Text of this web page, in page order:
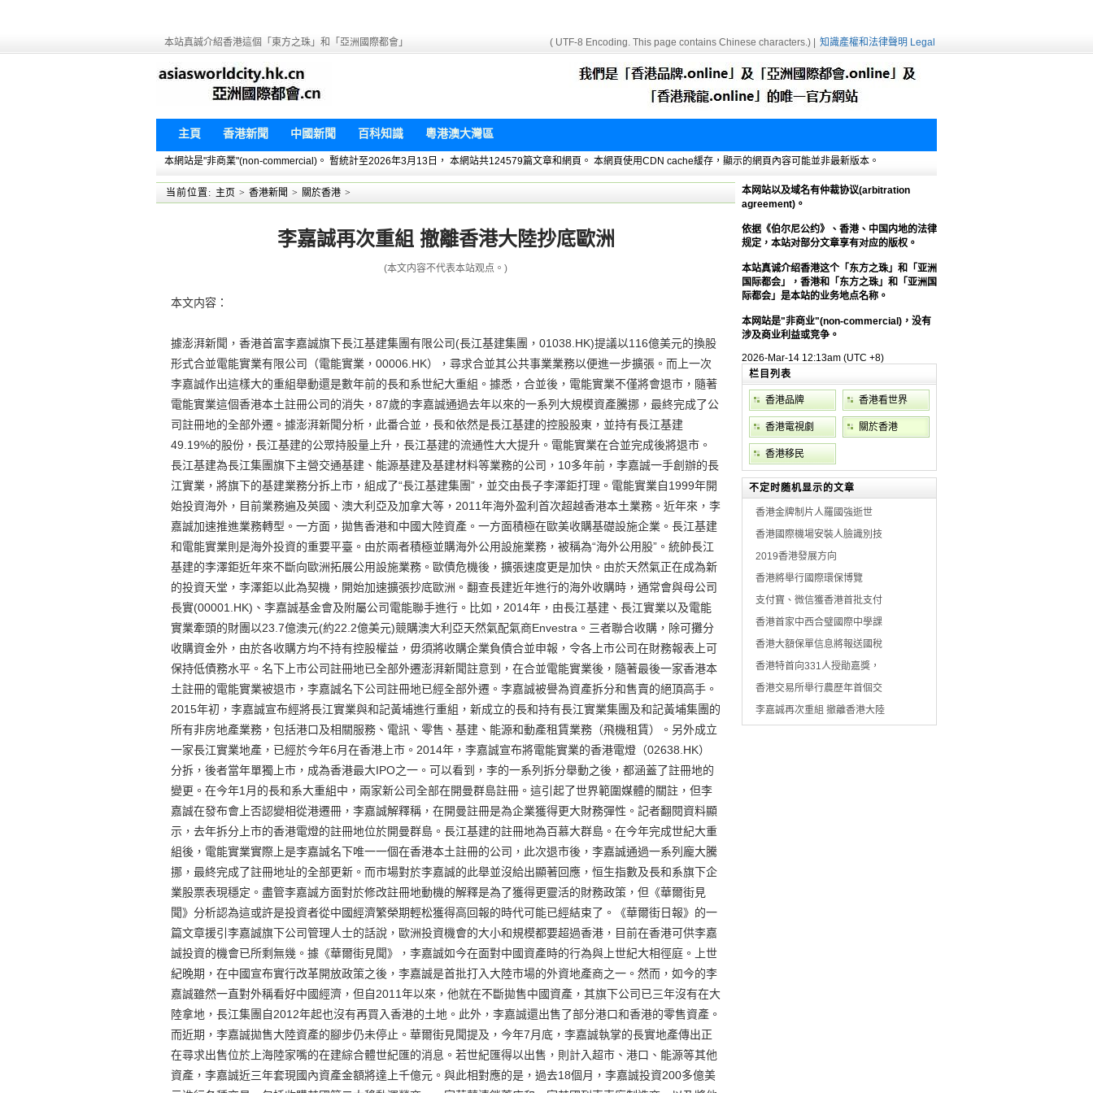
本站真誠介紹香港這個「東方之珠」和「亞洲國際都會」 ( UTF-8 Encoding. This page contains Chinese characters.) | 知識產權和法律聲明 Legal
主頁 香港新聞 中國新聞 百科知識 粵港澳大灣區
本網站是"非商業"(non-commercial)。 暫統計至2026年3月13日， 本網站共124579篇文章和網頁。 本網頁使用CDN cache緩存，顯示的網頁內容可能並非最新版本。
当前位置: 主页 > 香港新聞 > 關於香港 >
李嘉誠再次重組 撤離香港大陸抄底歐洲
(本文内容不代表本站观点。)
本文内容：
據澎湃新聞，香港首富李嘉誠旗下長江基建集團有限公司(長江基建集團，01038.HK)提議以116億美元的換股
形式合並電能實業有限公司（電能實業，00006.HK），尋求合並其公共事業業務以便進一步擴張。而上一次
李嘉誠作出這樣大的重組舉動還是數年前的長和系世紀大重組。據悉，合並後，電能實業不僅將會退市，隨著
電能實業這個香港本土註冊公司的消失，87歲的李嘉誠通過去年以來的一系列大規模資產騰挪，最終完成了公
司註冊地的全部外遷。據澎湃新聞分析，此番合並，長和依然是長江基建的控股股東，並持有長江基建
49.19%的股份，長江基建的公眾持股量上升，長江基建的流通性大大提升。電能實業在合並完成後將退市。
長江基建為長江集團旗下主營交通基建、能源基建及基建材料等業務的公司，10多年前，李嘉誠一手創辦的長
江實業，將旗下的基建業務分拆上市，組成了“長江基建集團”，並交由長子李澤鉅打理。電能實業自1999年開
始投資海外，目前業務遍及英國、澳大利亞及加拿大等，2011年海外盈利首次超越香港本土業務。近年來，李
嘉誠加速推進業務轉型。一方面，拋售香港和中國大陸資產。一方面積極在歐美收購基礎設施企業。長江基建
和電能實業則是海外投資的重要平臺。由於兩者積極並購海外公用設施業務，被稱為“海外公用股”。統帥長江
基建的李澤鉅近年來不斷向歐洲拓展公用設施業務。歐債危機後，擴張速度更是加快。由於天然氣正在成為新
的投資天堂，李澤鉅以此為契機，開始加速擴張抄底歐洲。翻查長建近年進行的海外收購時，通常會與母公司
長實(00001.HK)、李嘉誠基金會及附屬公司電能聯手進行。比如，2014年，由長江基建、長江實業以及電能
實業牽頭的財團以23.7億澳元(約22.2億美元)競購澳大利亞天然氣配氣商Envestra。三者聯合收購，除可攤分
收購資金外，由於各收購方均不持有控股權益，毋須將收購企業負債合並申報，令各上市公司在財務報表上可
保持低債務水平。名下上市公司註冊地已全部外遷澎湃新聞註意到，在合並電能實業後，隨著最後一家香港本
土註冊的電能實業被退市，李嘉誠名下公司註冊地已經全部外遷。李嘉誠被譽為資產拆分和售賣的絕頂高手。
2015年初，李嘉誠宣布經將長江實業與和記黃埔進行重組，新成立的長和持有長江實業集團及和記黃埔集團的
所有非房地產業務，包括港口及相關服務、電訊、零售、基建、能源和動產租賃業務（飛機租賃）。另外成立
一家長江實業地產，已經於今年6月在香港上市。2014年，李嘉誠宣布將電能實業的香港電燈（02638.HK）
分拆，後者當年單獨上市，成為香港最大IPO之一。可以看到，李的一系列拆分舉動之後，都涵蓋了註冊地的
變更。在今年1月的長和系大重組中，兩家新公司全部在開曼群島註冊。這引起了世界範圍媒體的關註，但李
嘉誠在發布會上否認變相從港遷冊，李嘉誠解釋稱，在開曼註冊是為企業獲得更大財務彈性。記者翻閱資料顯
示，去年拆分上市的香港電燈的註冊地位於開曼群島。長江基建的註冊地為百慕大群島。在今年完成世紀大重
組後，電能實業實際上是李嘉誠名下唯一一個在香港本土註冊的公司，此次退市後，李嘉誠通過一系列龐大騰
挪，最終完成了註冊地址的全部更新。而市場對於李嘉誠的此舉並沒給出顯著回應，恒生指數及長和系旗下企
業股票表現穩定。盡管李嘉誠方面對於修改註冊地動機的解釋是為了獲得更靈活的財務政策，但《華爾街見
聞》分析認為這或許是投資者從中國經濟繁榮期輕松獲得高回報的時代可能已經結束了。《華爾街日報》的一
篇文章援引李嘉誠旗下公司管理人士的話說，歐洲投資機會的大小和規模都要超過香港，目前在香港可供李嘉
誠投資的機會已所剩無幾。據《華爾街見聞》，李嘉誠如今在面對中國資產時的行為與上世紀大相徑庭。上世
紀晚期，在中國宣布實行改革開放政策之後，李嘉誠是首批打入大陸市場的外資地產商之一。然而，如今的李
嘉誠雖然一直對外稱看好中國經濟，但自2011年以來，他就在不斷拋售中國資產，其旗下公司已三年沒有在大
陸拿地，長江集團自2012年起也沒有再買入香港的土地。此外，李嘉誠還出售了部分港口和香港的零售資產。
而近期，李嘉誠拋售大陸資產的腳步仍未停止。華爾街見聞提及，今年7月底，李嘉誠執掌的長實地產傳出正
在尋求出售位於上海陸家嘴的在建綜合體世紀匯的消息。若世紀匯得以出售，則計入超市、港口、能源等其他
資產，李嘉誠近三年套現國內資產金額將達上千億元。與此相對應的是，過去18個月，李嘉誠投資200多億美
本网站以及域名有仲裁协议(arbitration
agreement)。
依据《伯尔尼公约》、香港、中国内地的法律
规定，本站对部分文章享有对应的版权。
本站真诚介绍香港这个「东方之珠」和「亚洲
国际都会」，香港和「东方之珠」和「亚洲国
际都会」是本站的业务地点名称。
本网站是"非商业"(non-commercial)，没有
涉及商业利益或竞争。
2026-Mar-14 12:13am (UTC +8)
栏目列表
香港品牌 香港看世界
香港電視劇 關於香港
香港移民
不定时随机显示的文章
香港金牌制片人羅國強逝世
香港國際機場安裝人臉識別技
2019香港發展方向
香港將舉行國際環保博覽
支付寶、微信獲香港首批支付
香港首家中西合璧國際中學課
香港大額保單信息將報送國稅
香港特首向331人授勛嘉獎，
香港交易所舉行農歷年首個交
李嘉誠再次重組 撤離香港大陸